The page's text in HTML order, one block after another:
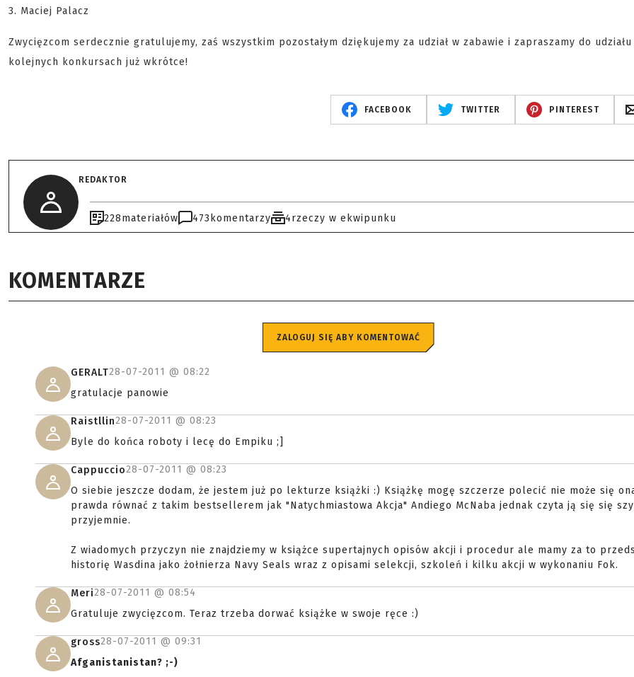
3. Maciej Palacz
Zwycięzcom serdecznie gratulujemy, zaś wszystkim pozostałym dziękujemy za udział w zabawie i zapraszamy do udziału
kolejnych konkursach już wkrótce!
FACEBOOK TWITTER PINTEREST
REDAKTOR
228materiałów 473 komentarzy 4rzeczy w ekwipunku
KOMENTARZE
ZALOGUJ SIĘ ABY KOMENTOWAĆ
GERALT28-07-2011 @ 08:22
gratulacje panowie
Raistllin28-07-2011 @ 08:23
Byle do końca roboty i lecę do Empiku ;]
Cappuccio28-07-2011 @ 08:23
O siebie jeszcze dodam, że jestem już po lekturze książki :) Książkę mogę szczerze polecić nie może się
prawda równać z takim bestsellerem jak "Natychmiastowa Akcja" Andiego McNaba jednak czyta ją się się
przyjemnie.
Z wiadomych przyczyn nie znajdziemy w książce supertajnych opisów akcji i procedur ale mamy za to
historię Wasdina jako żołnierza Navy Seals wraz z opisami selekcji, szkoleń i kilku akcji w wykonaniu Fok.
Meri28-07-2011 @ 08:54
Gratuluje zwycięzcom. Teraz trzeba dorwać książke w swoje ręce :)
gross28-07-2011 @ 09:31
Afganistanistan? ;-)